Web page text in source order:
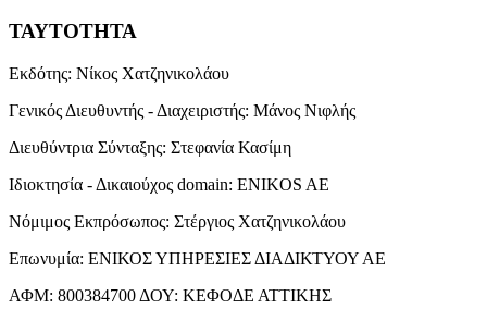
ΤΑΥΤΟΤΗΤΑ
Εκδότης: Νίκος Χατζηνικολάου
Γενικός Διευθυντής - Διαχειριστής: Μάνος Νιφλής
Διευθύντρια Σύνταξης: Στεφανία Κασίμη
Ιδιοκτησία - Δικαιούχος domain: ENIKOS AE
Νόμιμος Εκπρόσωπος: Στέργιος Χατζηνικολάου
Επωνυμία: ΕΝΙΚΟΣ ΥΠΗΡΕΣΙΕΣ ΔΙΑΔΙΚΤΥΟΥ ΑΕ
ΑΦΜ: 800384700 ΔΟΥ: ΚΕΦΟΔΕ ΑΤΤΙΚΗΣ